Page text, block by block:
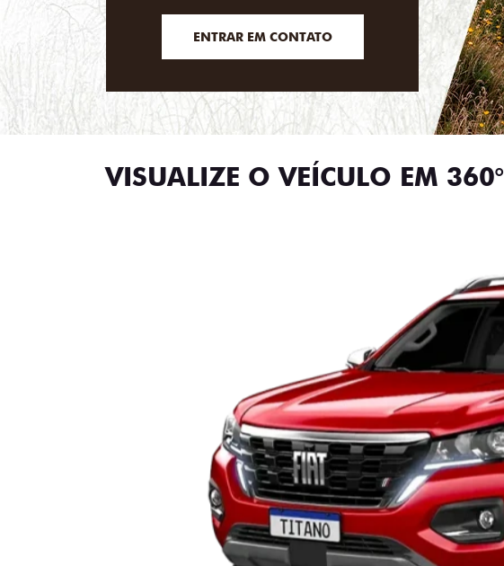
ENTRAR EM CONTATO
VISUALIZE O VEÍCULO EM 360°